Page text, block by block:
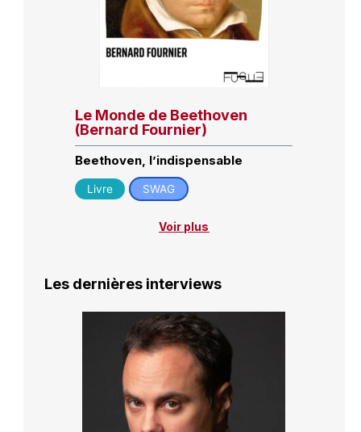
Le Monde de Beethoven
(Bernard Fournier)
Beethoven, l’indispensable
Livre SWAG
Voir plus
Les dernières interviews